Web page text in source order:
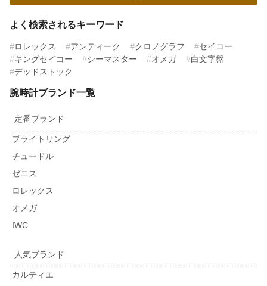
よく検索されるキーワード
ロレックス アンティーク クロノグラフ
セイコー
キングセイコー
シーマスター オメガ
白文字盤
デッドストック
腕時計ブランド一覧
定番ブランド
ブライトリング
チュードル
ゼニス
ロレックス
オメガ
IWC
人気ブランド
カルティエ